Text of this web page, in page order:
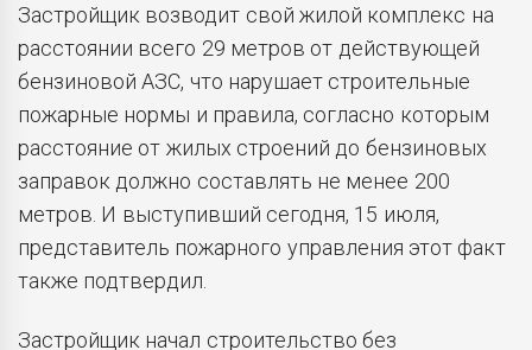
Застройщик возводит свой жилой комплекс на
расстоянии всего 29 метров от действующей
бензиновой АЗС, что нарушает строительные
пожарные нормы и правила, согласно которым
расстояние от жилых строений до бензиновых
заправок должно составлять не менее 200
метров. И выступивший сегодня, 15 июля,
представитель пожарного управления этот факт
также подтвердил.
Застройщик начал строительство без